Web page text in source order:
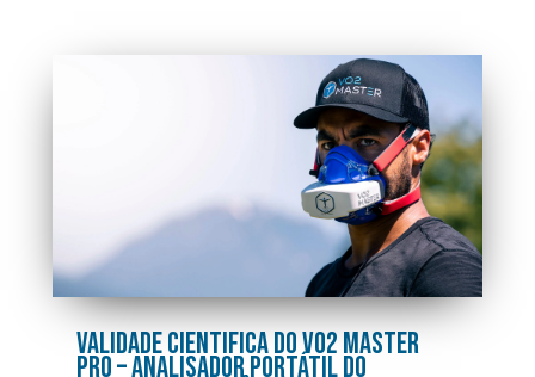
VALIDADE CIENTIFICA DO VO2 MASTER
PRO – ANALISADOR PORTÁTIL DO